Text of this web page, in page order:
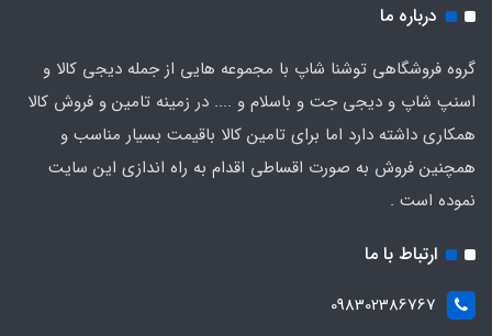
درباره ما
گروه فروشگاهی توشنا شاپ با مجموعه هایی از جمله دیجی کالا و
اسنپ شاپ و دیجی جت و باسلام و .... در زمینه تامین و فروش کالا
همکاری داشته دارد اما برای تامین کالا باقیمت بسیار مناسب و
همچنین فروش به صورت اقساطی اقدام به راه اندازی این سایت
نموده است .
ارتباط با ما
098302386767